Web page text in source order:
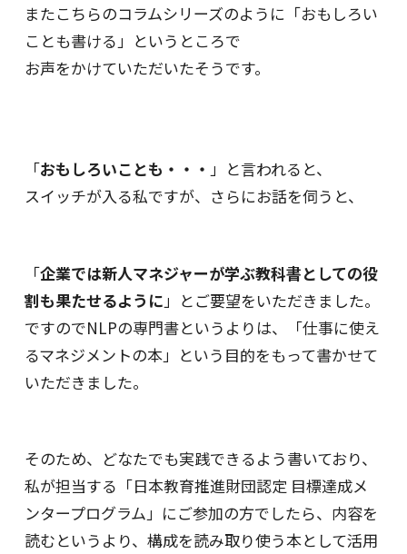
またこちらのコラムシリーズのように「おもしろい
ことも書ける」というところで
お声をかけていただいたそうです。
「おもしろいことも・・・ 」と言われると、
スイッチが入る私ですが、さらにお話を伺うと、
「企業では新人マネジャーが学ぶ教科書としての役
割も果たせるように 」とご要望をいただきました。
ですのでNLPの専門書というよりは、「仕事に使え
るマネジメントの本」という目的をもって書かせて
いただきました。
そのため、どなたでも実践できるよう書いており、
私が担当する「日本教育推進財団認定 目標達成メ
ンタープログラム」にご参加の方でしたら、内容を
読むというより、構成を読み取り使う本として活用